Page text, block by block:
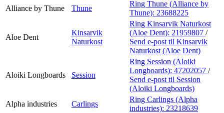
Alliance by Thune
Thune
Ring Thune (Alliance by
Thune): 23688225
Aloe Dent
Kinsarvik
Naturkost
Ring Kinsarvik Naturkost
(Aloe Dent): 21959807 /
Send e-post til Kinsarvik
Naturkost (Aloe Dent)
Aloiki Longboards Session
Ring Session (Aloiki
Longboards): 47202057 /
Send e-post til Session
(Aloiki Longboards)
Alpha industries
Carlings
Ring Carlings (Alpha
industries): 23218639